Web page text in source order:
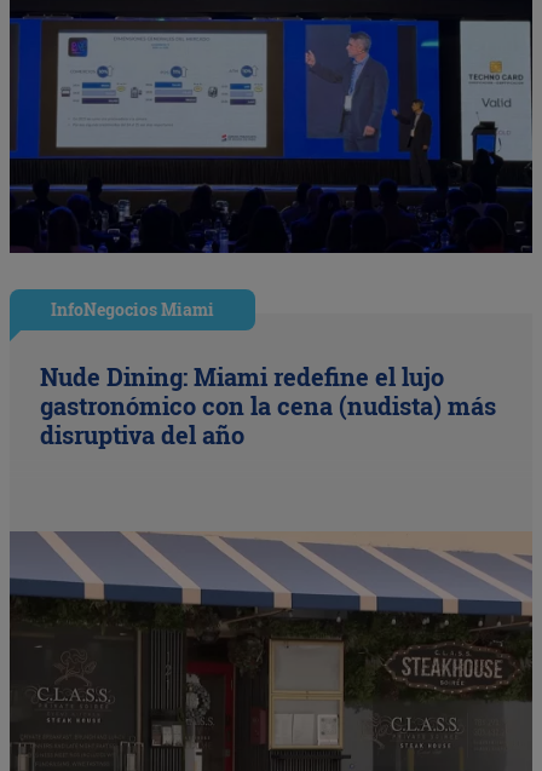
InfoNegocios Miami
Nude Dining: Miami redefine el lujo
gastronómico con la cena (nudista) más
disruptiva del año